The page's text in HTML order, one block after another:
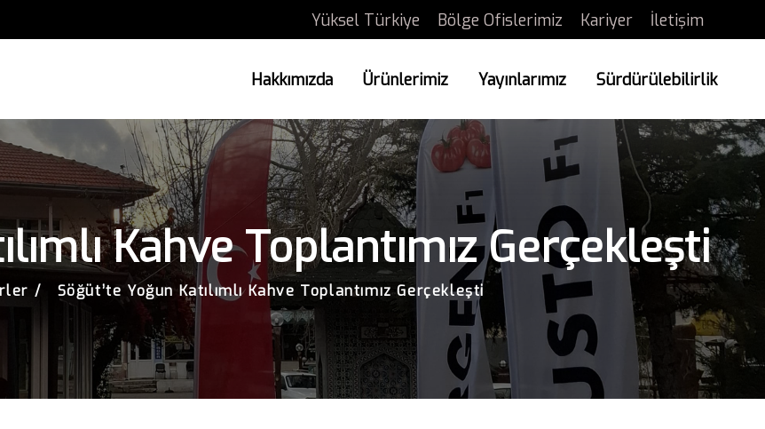
Yüksel Türkiye Bölge Ofislerimiz Kariyer İletişim
Hakkımızda Ürünlerimiz Yayınlarımız Sürdürülebilirlik
Kahve Toplantımız Gerçekleşti
Söğüt’te Yoğun Katılımlı Kahve Toplantımız Gerçekleşti